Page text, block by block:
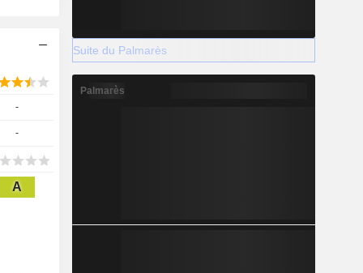
-
-
A
Suite du Palmarès
Palmarès